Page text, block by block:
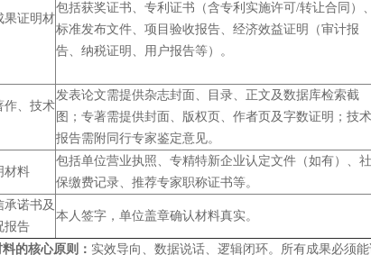
果证明材
包括获奖证书、专利证书（含专利实施许可/转让合同）、
标准发布文件、项目验收报告、经济效益证明（审计报
告、纳税证明、用户报告等）。
作、技术
发表论文需提供杂志封面、目录、正文及数据库检索截
图；专著需提供封面、版权页、作者页及字数证明；技术
报告需附同行专家鉴定意见。
材料
包括单位营业执照、专精特新企业认定文件（如有）、社
保缴费记录、推荐专家职称证书等。
承诺书及
报告
本人签字，单位盖章确认材料真实。
的核心原则： 实效导向、数据说话、逻辑闭环。所有成果必须